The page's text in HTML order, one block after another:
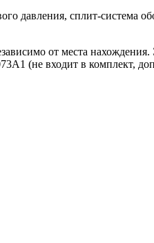
давления, сплит-система
от места
(не входит в комплект,